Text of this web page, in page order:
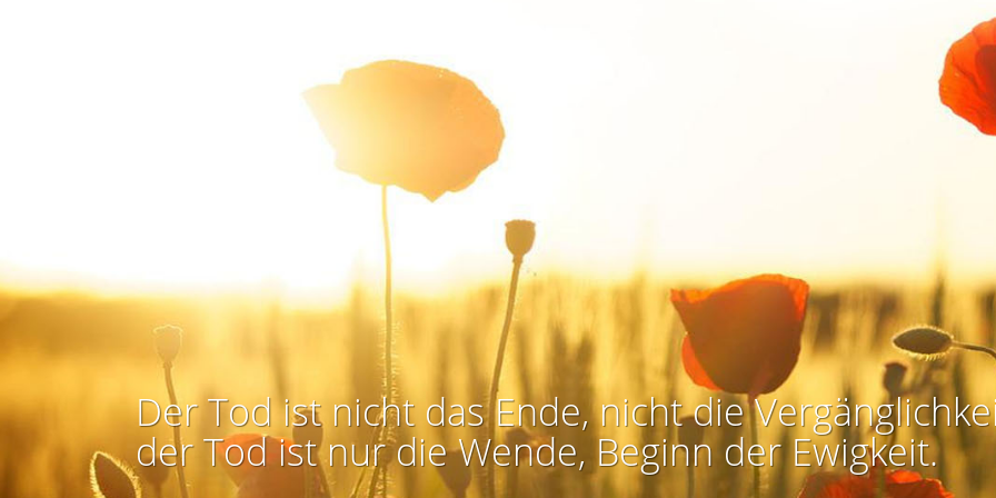
Der Tod ist nicht das Ende, nicht die
der Tod ist nur die Wende, Beginn der Ewigkeit.